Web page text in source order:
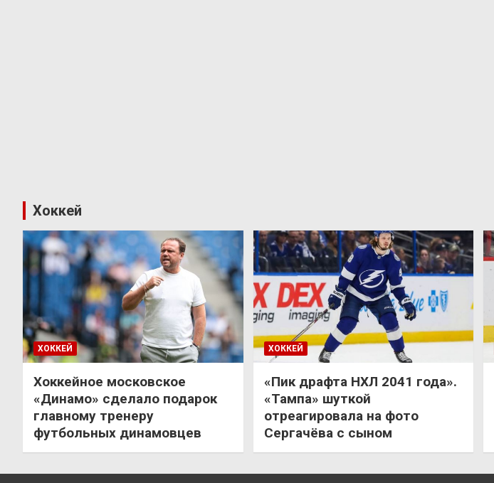
Хоккей
ХОККЕЙ
Хоккейное московское
«Динамо» сделало подарок
главному тренеру
футбольных динамовцев
ХОККЕЙ
«Пик драфта НХЛ 2041 года».
«Тампа» шуткой
отреагировала на фото
Сергачёва с сыном